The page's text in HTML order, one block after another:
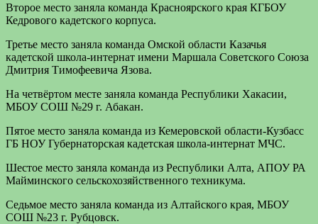
Второе место заняла команда Красноярского края КГБОУ
Кедрового кадетского корпуса.
Третье место заняла команда Омской области Казачья
кадетской школа-интернат имени Маршала Советского Союза
Дмитрия Тимофеевича Язова.
На четвёртом месте заняла команда Республики Хакасии,
МБОУ СОШ №29 г. Абакан.
Пятое место заняла команда из Кемеровской области-Кузбасс
ГБ НОУ Губернаторская кадетская школа-интернат МЧС.
Шестое место заняла команда из Республики Алта, АПОУ РА
Майминского сельскохозяйственного техникума.
Седьмое место заняла команда из Алтайского края, МБОУ
СОШ №23 г. Рубцовск.